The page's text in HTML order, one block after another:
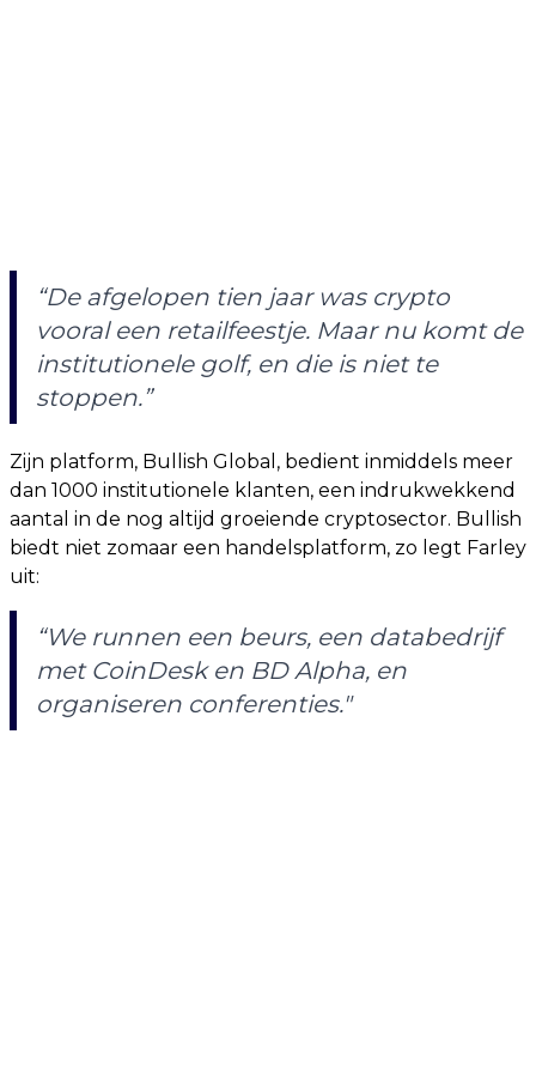
“De afgelopen tien jaar was crypto
vooral een retailfeestje. Maar nu komt de
institutionele golf, en die is niet te
stoppen.”
Zijn platform, Bullish Global, bedient inmiddels meer
dan 1000 institutionele klanten, een indrukwekkend
aantal in de nog altijd groeiende cryptosector. Bullish
biedt niet zomaar een handelsplatform, zo legt Farley
uit:
“We runnen een beurs, een databedrijf
met CoinDesk en BD Alpha, en
organiseren conferenties."